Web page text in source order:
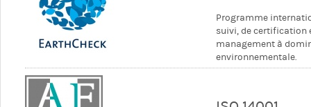
Programme
suivi, de certification
management à
environnementale.